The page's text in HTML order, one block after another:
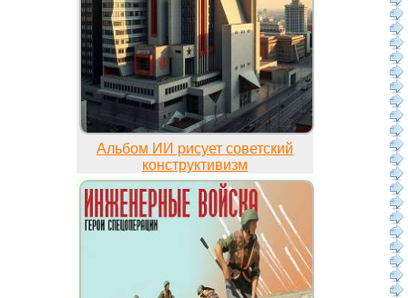
Альбом ИИ рисует советский
конструктивизм